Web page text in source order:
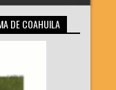
DE COAHUILA